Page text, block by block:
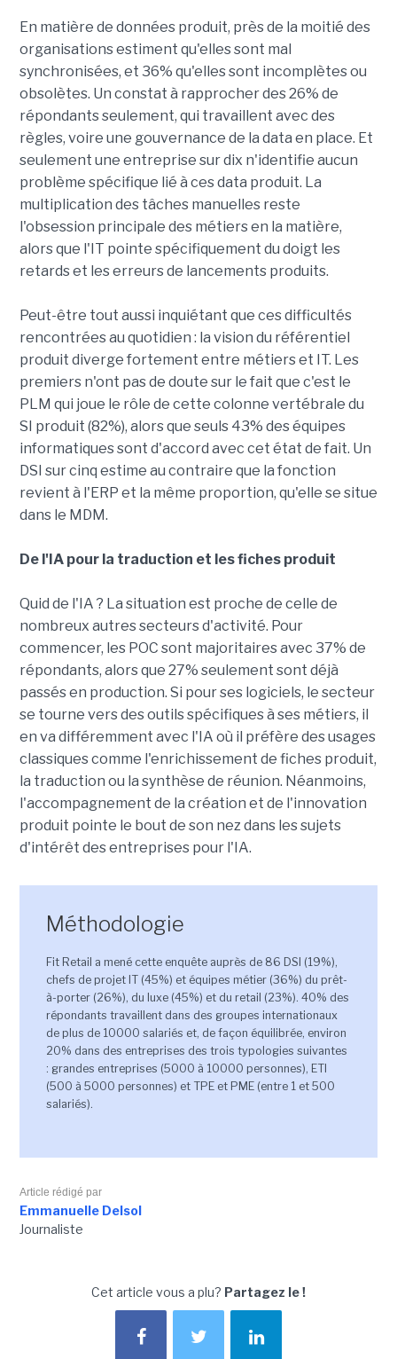
En matière de données produit, près de la moitié des
organisations estiment qu'elles sont mal
synchronisées, et 36% qu'elles sont incomplètes ou
obsolètes. Un constat à rapprocher des 26% de
répondants seulement, qui travaillent avec des
règles, voire une gouvernance de la data en place. Et
seulement une entreprise sur dix n'identifie aucun
problème spécifique lié à ces data produit. La
multiplication des tâches manuelles reste
l'obsession principale des métiers en la matière,
alors que l'IT pointe spécifiquement du doigt les
retards et les erreurs de lancements produits.
Peut-être tout aussi inquiétant que ces difficultés
rencontrées au quotidien : la vision du référentiel
produit diverge fortement entre métiers et IT. Les
premiers n'ont pas de doute sur le fait que c'est le
PLM qui joue le rôle de cette colonne vertébrale du
SI produit (82%), alors que seuls 43% des équipes
informatiques sont d'accord avec cet état de fait. Un
DSI sur cinq estime au contraire que la fonction
revient à l'ERP et la même proportion, qu'elle se situe
dans le MDM.
De l'IA pour la traduction et les fiches produit
Quid de l'IA ? La situation est proche de celle de
nombreux autres secteurs d'activité. Pour
commencer, les POC sont majoritaires avec 37% de
répondants, alors que 27% seulement sont déjà
passés en production. Si pour ses logiciels, le secteur
se tourne vers des outils spécifiques à ses métiers, il
en va différemment avec l'IA où il préfère des usages
classiques comme l'enrichissement de fiches produit,
la traduction ou la synthèse de réunion. Néanmoins,
l'accompagnement de la création et de l'innovation
produit pointe le bout de son nez dans les sujets
d'intérêt des entreprises pour l'IA.
Méthodologie
Fit Retail a mené cette enquête auprès de 86 DSI (19%),
chefs de projet IT (45%) et équipes métier (36%) du prêt-
à-porter (26%), du luxe (45%) et du retail (23%). 40% des
répondants travaillent dans des groupes internationaux
de plus de 10000 salariés et, de façon équilibrée, environ
20% dans des entreprises des trois typologies suivantes
: grandes entreprises (5000 à 10000 personnes), ETI
(500 à 5000 personnes) et TPE et PME (entre 1 et 500
salariés).
Article rédigé par
Emmanuelle Delsol
Journaliste
Cet article vous a plu? Partagez le !